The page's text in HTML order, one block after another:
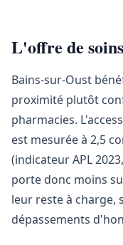
L'offre de
Bains-sur-Oust
proximité plutôt
pharmacies.
est mesurée à 2,5
(indicateur APL
porte donc moins
leur reste à charge,
dépassements